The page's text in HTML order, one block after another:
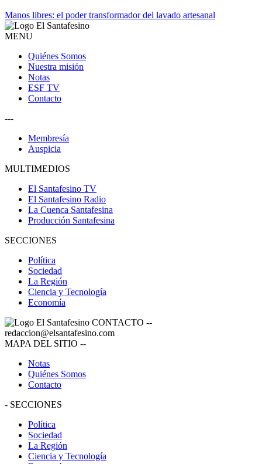
Manos libres: el poder transformador del lavado artesanal
MENU
Quiénes Somos
Nuestra misión
Notas
ESF TV
Contacto
---
Membresía
Auspicia
MULTIMEDIOS
El Santafesino TV
El Santafesino Radio
La Cuenca Santafesina
Producción Santafesina
SECCIONES
Política
Sociedad
La Región
Ciencia y Tecnología
Economía
CONTACTO --
redaccion@elsantafesino.com
MAPA DEL SITIO --
Notas
Quiénes Somos
Contacto
- SECCIONES
Política
Sociedad
La Región
Ciencia y Tecnología